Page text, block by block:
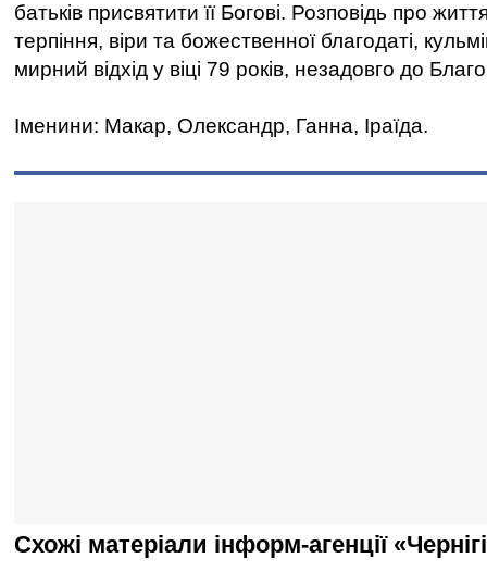
батьків присвятити її Богові. Розповідь про
терпіння, віри та божественної благодаті,
мирний відхід у віці 79 років, незадовго до
Іменини: Макар, Олександр, Ганна, Іраїда.
Схожі матеріали інформ-агенції